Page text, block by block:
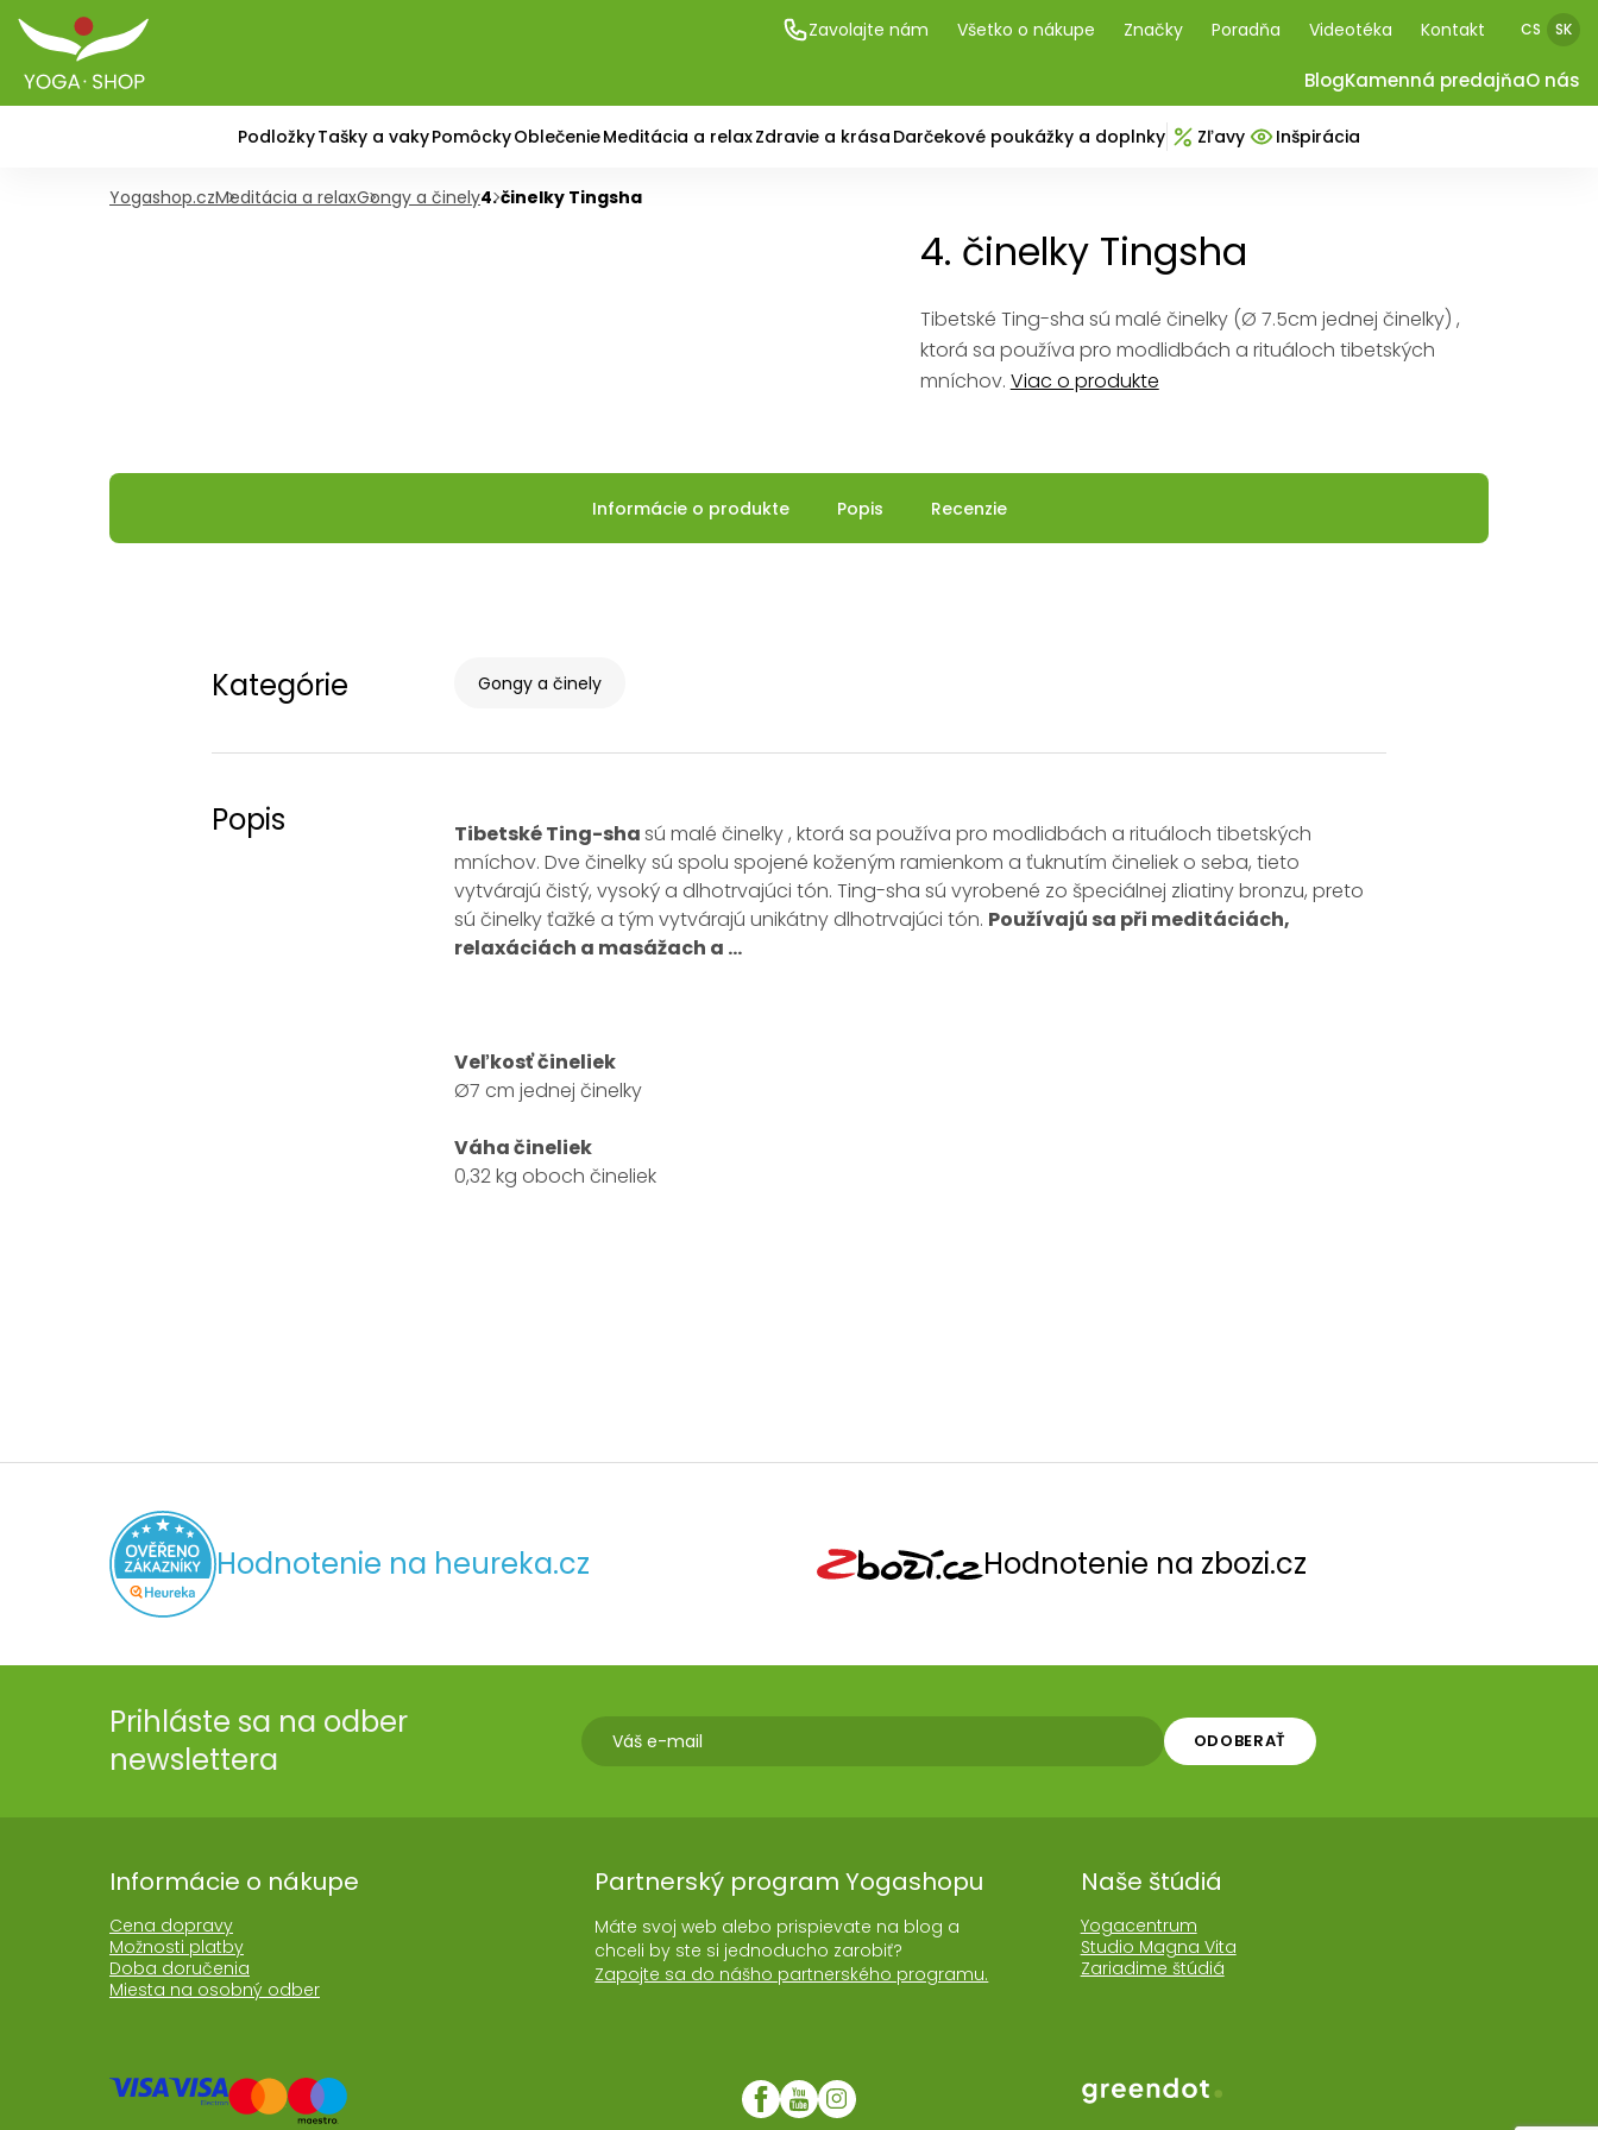
Zavolajte nám Všetko o nákupe Značky Poradňa Videotéka Kontakt CS SK
BlogKamenná predajňaO nás
PodložkyTašky a vakyPomôckyOblečenieMeditácia a relaxZdravie a krása Darčekové poukážky a doplnky Zľavy Inšpirácia
Yogashop.czMeditácia a relaxGongy a činely4. činelky Tingsha
4. činelky Tingsha
Tibetské Ting-sha sú malé činelky (Ø 7.5cm jednej činelky) ,
ktorá sa používa pro modlidbách a rituáloch tibetských
mníchov. Viac o produkte
Informácie o produkte Popis Recenzie
Kategórie Gongy a činely
Popis Tibetské Ting-shasú malé činelky , ktorá sa používa pro modlidbách a rituáloch tibetských
mníchov. Dve činelky sú spolu spojené koženým ramienkom a ťuknutím čineliek o seba, tieto
vytvárajú čistý, vysoký a dlhotrvajúci tón. Ting-sha sú vyrobené zo špeciálnej zliatiny bronzu, preto
sú činelky ťažké a tým vytvárajú unikátny dlhotrvajúci tón. Používajú sa při meditáciách,
relaxáciách a masážach a ...
Veľkosť čineliek
Ø7 cm jednej činelky
Váha čineliek
0,32 kg oboch čineliek
Hodnotenie na heureka.cz Hodnotenie na zbozi.cz
Prihláste sa na odber
newslettera
ODOBERAŤ
Informácie o nákupe
Cena dopravy
Možnosti platby
Doba doručenia
Miesta na osobný odber
Partnerský program Yogashopu
Máte svoj web alebo prispievate na blog a
chceli by ste si jednoducho zarobiť?
Zapojte sa do nášho partnerského programu.
Naše štúdiá
Yogacentrum
Studio Magna Vita
Zariadime štúdiá
Web realizoval Greendot